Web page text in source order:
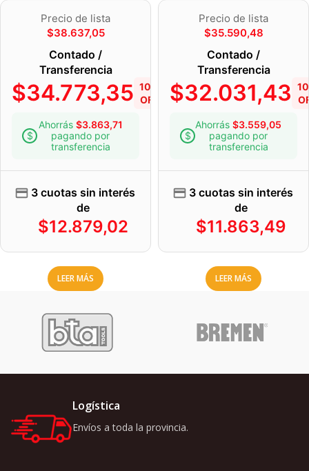
Precio de lista
$38.637,05
Contado /
Transferencia
$34.773,35 10%
OFF
Ahorrás $3.863,71
pagando por
transferencia
3 cuotas sin interés
de
$12.879,02
LEER MÁS
Precio de lista
$35.590,48
Contado /
Transferencia
$32.031,43
Ahorrás $3.559,05
pagando por
transferencia
3 cuotas sin interés
de
$11.863,49
LEER MÁS
Logística
Envíos a toda la provincia.